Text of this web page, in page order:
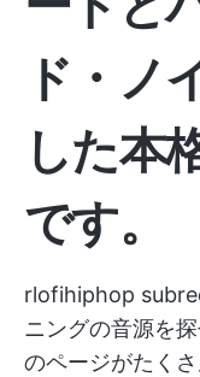
ド・ノ
した本
です。
rlofihiphop
ニングの音源を
のページがたく